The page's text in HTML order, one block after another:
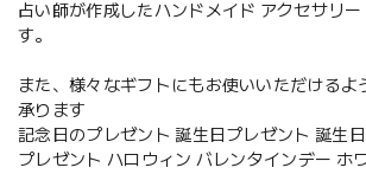
占い師が作成したハンドメイド アクセサリ
す。
また、様々なギフトにもお使いいただけるよ
承ります
記念日のプレゼント 誕生日プレゼント 誕生
プレゼント ハロウィン バレンタインデー ホ